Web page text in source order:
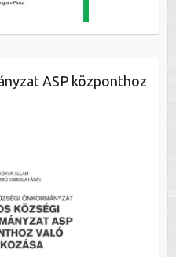
ASP központhoz